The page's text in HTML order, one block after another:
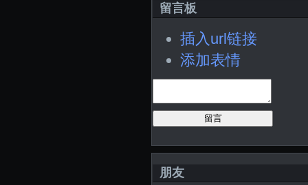
留言板
插入url链接
添加表情
留言
朋友